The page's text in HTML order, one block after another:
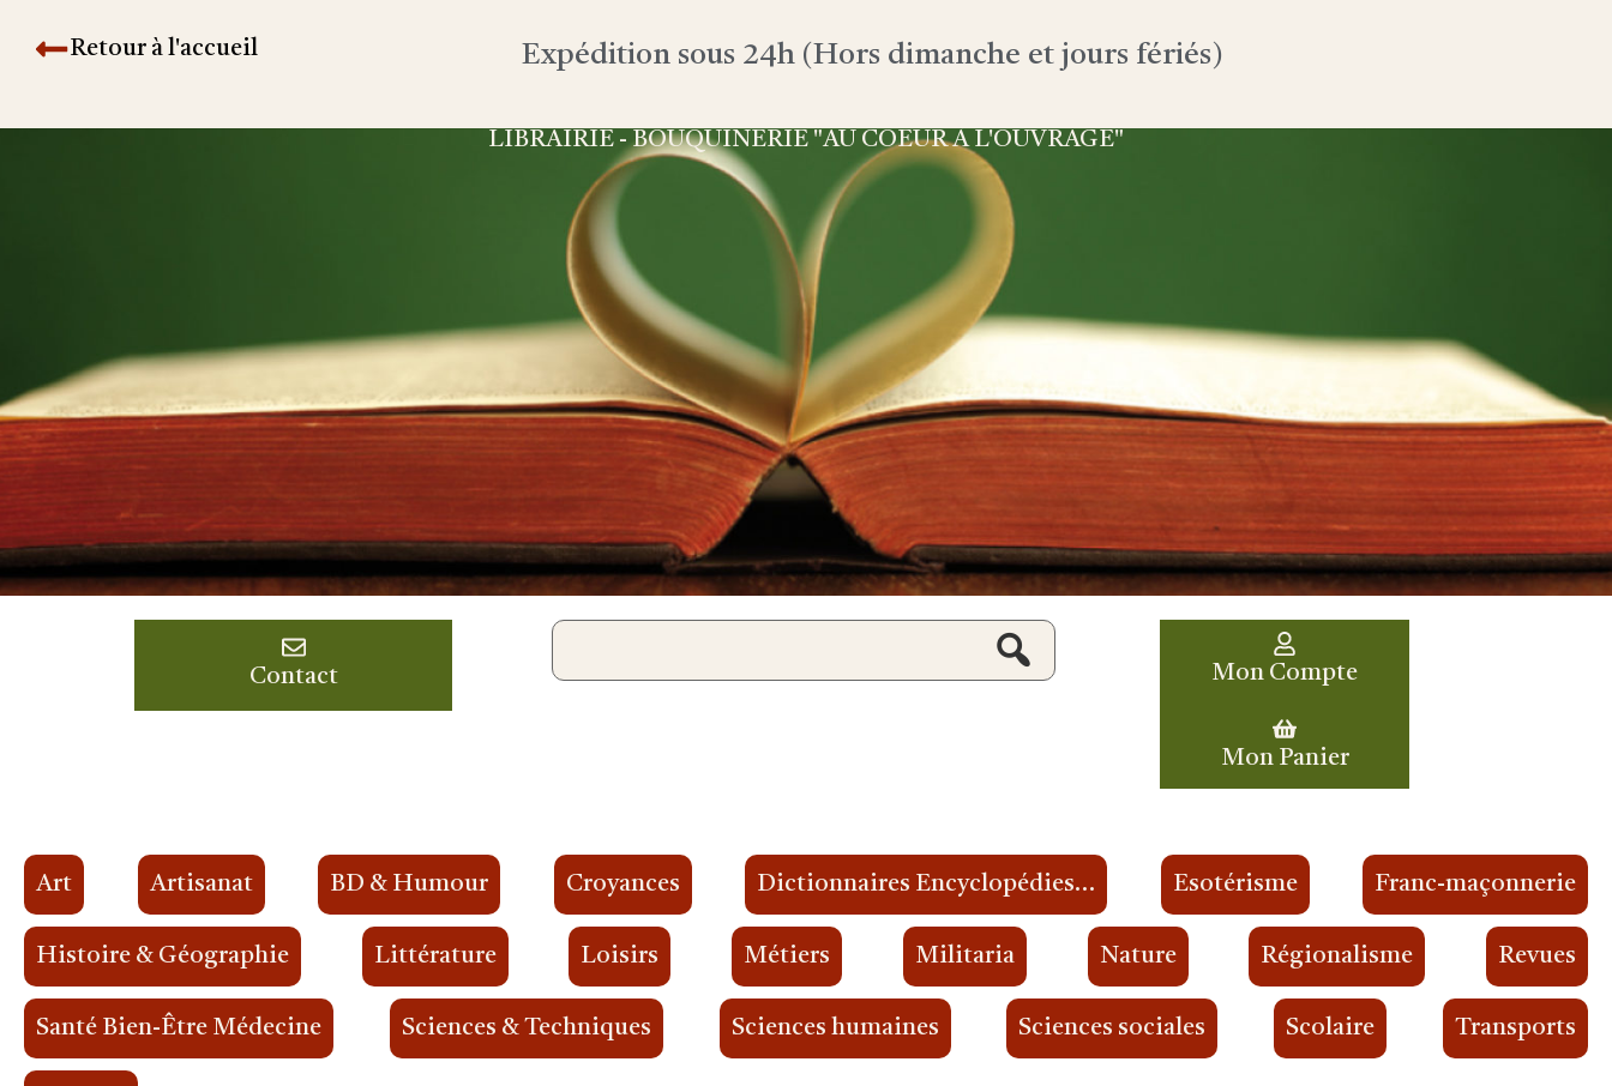
Retour à l'accueil Expédition sous 24h (Hors dimanche et jours fériés)
LIBRAIRIE - BOUQUINERIE "AU COEUR À L'OUVRAGE"
Contact Mon Compte
Mon Panier
Art Artisanat BD & Humour Croyances Dictionnaires Encyclopédies… Esotérisme Franc-maçonnerie
Histoire & Géographie Littérature Loisirs Métiers Militaria Nature Régionalisme Revues
Santé Bien-Être Médecine Sciences & Techniques Sciences humaines Sciences sociales Scolaire Transports